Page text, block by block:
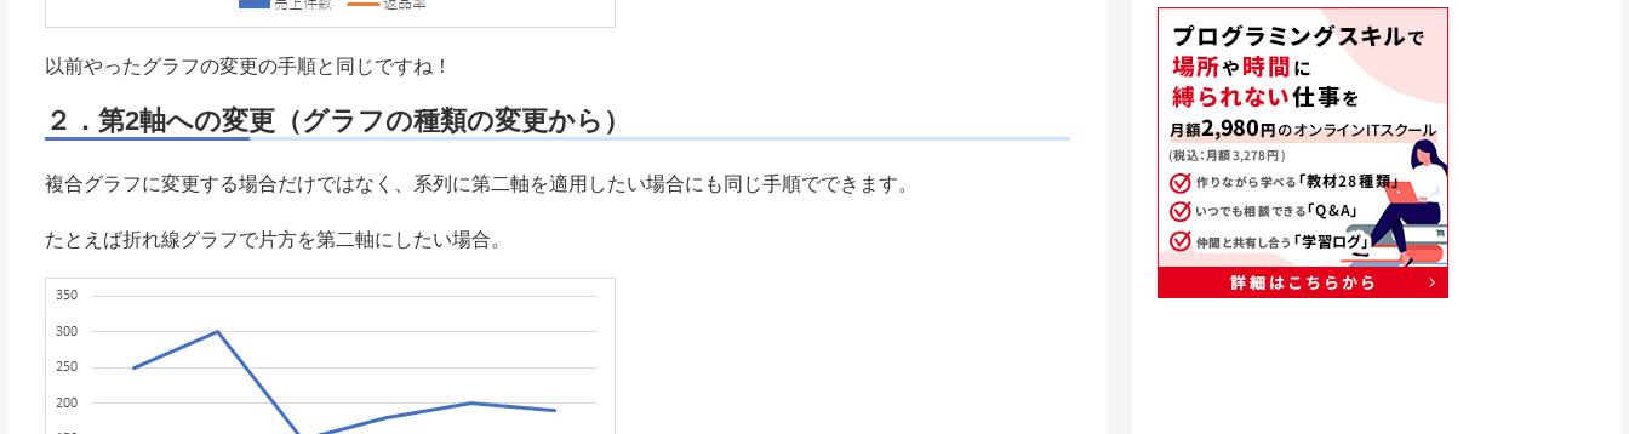
以前やったグラフの変更の手順と同じですね！
２．第2軸への変更（グラフの種類の変更から）
複合グラフに変更する場合だけではなく、系列に第二軸を適用したい場合にも同じ手順でできます。
たとえば折れ線グラフで片方を第二軸にしたい場合。